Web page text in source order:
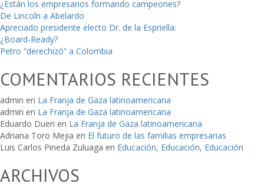
¿Están los empresarios formando campeones?
De Lincoln a Abelardo
Apreciado presidente electo Dr. de la Espriella:
¿Board-Ready?
Petro “derechizó” a Colombia
COMENTARIOS RECIENTES
admin en La Franja de Gaza latinoamericana
admin en La Franja de Gaza latinoamericana
Eduardo Dueri en La Franja de Gaza latinoamericana
Adriana Toro Mejia en El futuro de las familias empresarias
Luis Carlos Pineda Zuluaga en Educación, Educación, Educación
ARCHIVOS